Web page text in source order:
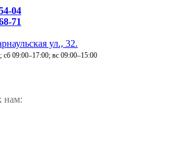
04
71
ул., 32.
сб 09:00–17:00; вс 09:00–15:00
нам: